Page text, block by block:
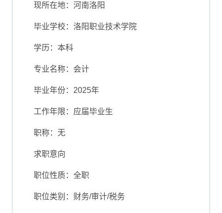
现所在地：河南洛阳
毕业学校：洛阳职业技术学院
学历：本科
专业名称：会计
毕业年份：2025年
工作年限：应届毕业生
职称：无
求职意向
职位性质：全职
职位类别：财务/审计/税务